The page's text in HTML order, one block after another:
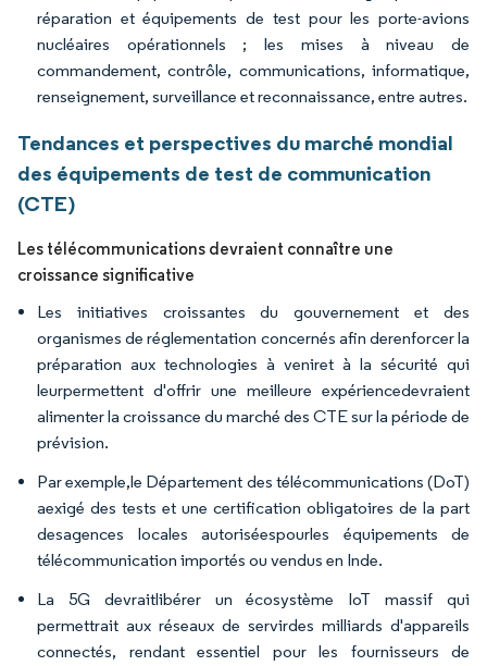
réparation et équipements de test pour les porte-avions
nucléaires opérationnels ; les mises à niveau de
commandement, contrôle, communications, informatique,
renseignement, surveillance et reconnaissance, entre autres.
Tendances et perspectives du marché mondial
des équipements de test de communication
(CTE)
Les télécommunications devraient connaître une
croissance significative
Les initiatives croissantes du gouvernement et des
organismes de réglementation concernés afin derenforcer la
préparation aux technologies à veniret à la sécurité qui
leurpermettent d'offrir une meilleure expériencedevraient
alimenter la croissance du marché des CTE sur la période de
prévision.
Par exemple,le Département des télécommunications (DoT)
aexigé des tests et une certification obligatoires de la part
desagences locales autoriséespourles équipements de
télécommunication importés ou vendus en Inde.
La 5G devraitlibérer un écosystème IoT massif qui
permettrait aux réseaux de servirdes milliards d'appareils
connectés, rendant essentiel pour les fournisseurs de